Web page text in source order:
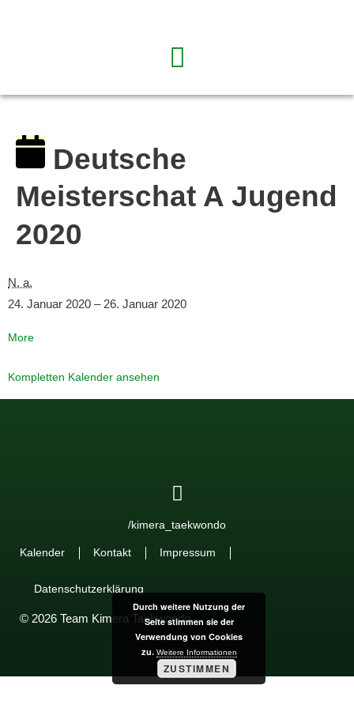
Deutsche
Meisterschat A Jugend
2020
N. a.
24. Januar 2020 – 26. Januar 2020
More
Kompletten Kalender ansehen
/kimera_taekwondo
Kalender Kontakt Impressum
Datenschutzerklärung
© 2026 Team Kimera Taekwondo
Durch weitere Nutzung der
Seite stimmen sie der
Verwendung von Cookies
zu. Weitere Informationen
ZUSTIMMEN